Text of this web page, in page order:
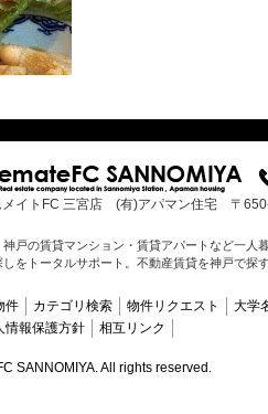
メイトFC 三宮店 (有)アパマン住宅 〒
戸の賃貸マンション・賃貸アパートなど一
をトータルサポート。不動産賃貸を神戸で
件 カテゴリ検索 物件リクエスト
大学
情報保護方針 相互リンク
SANNOMIYA. All rights reserved.